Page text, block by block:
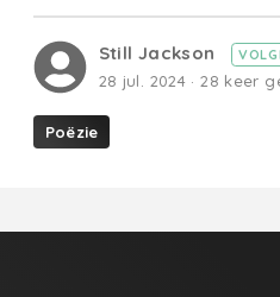
Still Jackson
28 jul. 2024 · 28 keer
Poëzie